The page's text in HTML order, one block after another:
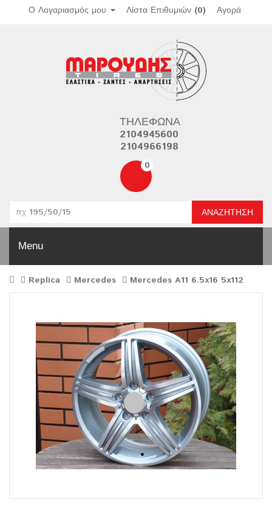
Ο Λογαριασμός μου Λίστα Επιθυμιών (0) Αγορά
ΤΗΛΈΦΩΝΑ
2104945600
2104966198
0
ΑΝΑΖΉΤΗΣΗ
Menu
Replica Mercedes Mercedes A11 6.5x16 5x112